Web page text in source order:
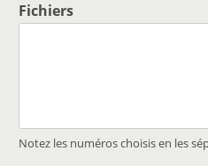
Fichiers
Notez les numéros choisis en les